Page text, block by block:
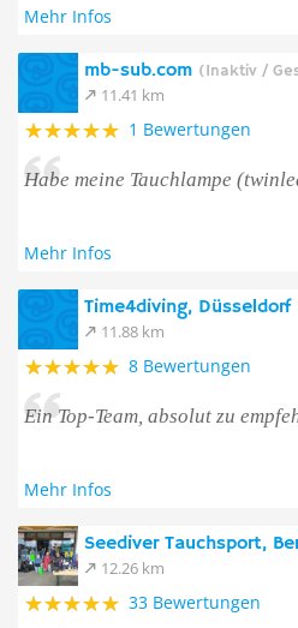
Mehr Infos
mb-sub.com (Inaktiv /
11.41 km
1 Bewertungen
Habe meine Tauchlampe
Mehr Infos
Time4diving, Düsseldorf
11.88 km
8 Bewertungen
Ein Top-Team, absolut zu
Mehr Infos
Seediver Tauchsport,
12.26 km
33 Bewertungen